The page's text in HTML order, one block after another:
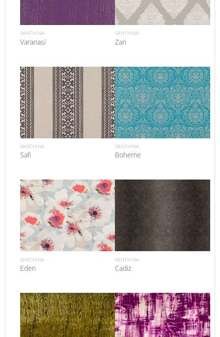
XANTHINA
Varanasi
XANTHINA
Zari
XANTHINA
Safi
XANTHINA
Boheme
XANTHINA
Eden
XANTHINA
Cadiz